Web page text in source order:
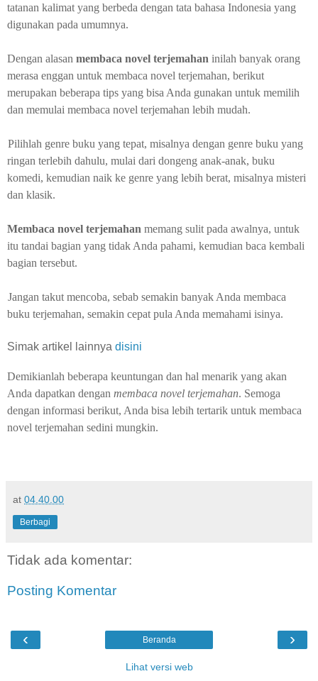
tatanan kalimat yang berbeda dengan tata bahasa Indonesia yang
digunakan pada umumnya.
Dengan alasan membaca novel terjemahan inilah banyak orang
merasa enggan untuk membaca novel terjemahan, berikut
merupakan beberapa tips yang bisa Anda gunakan untuk memilih
dan memulai membaca novel terjemahan lebih mudah.
Pilihlah genre buku yang tepat, misalnya dengan genre buku yang
ringan terlebih dahulu, mulai dari dongeng anak-anak, buku
komedi, kemudian naik ke genre yang lebih berat, misalnya misteri
dan klasik.
Membaca novel terjemahan memang sulit pada awalnya, untuk
itu tandai bagian yang tidak Anda pahami, kemudian baca kembali
bagian tersebut.
Jangan takut mencoba, sebab semakin banyak Anda membaca
buku terjemahan, semakin cepat pula Anda memahami isinya.
Simak artikel lainnya disini
Demikianlah beberapa keuntungan dan hal menarik yang akan
Anda dapatkan dengan membaca novel terjemahan. Semoga
dengan informasi berikut, Anda bisa lebih tertarik untuk membaca
novel terjemahan sedini mungkin.
at 04.40.00
Berbagi
Tidak ada komentar:
Posting Komentar
‹ ›
Beranda
Lihat versi web